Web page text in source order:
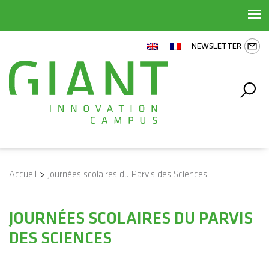
NEWSLETTER
Accueil > Journées scolaires du Parvis des Sciences
JOURNÉES SCOLAIRES DU PARVIS
DES SCIENCES